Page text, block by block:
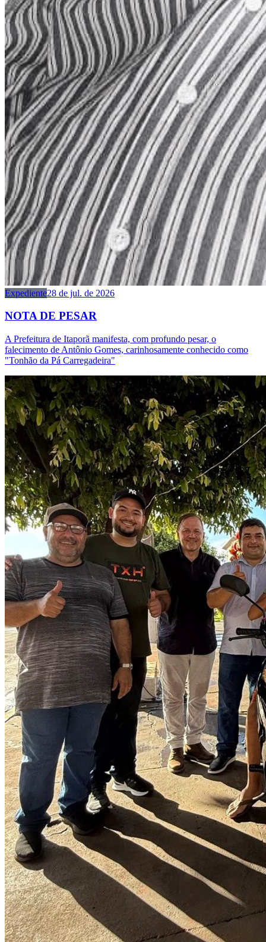
Expediente28 de jul. de 2026
NOTA DE PESAR
A Prefeitura de Itaporã manifesta, com profundo pesar, o
falecimento de Antônio Gomes, carinhosamente conhecido como
"Tonhão da Pá Carregadeira"